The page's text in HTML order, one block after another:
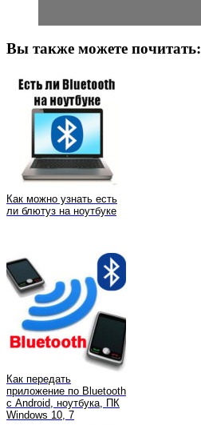
Вы также можете почитать:
Как можно узнать есть
ли блютуз на ноутбуке
Как передать
приложение по Bluetooth
с Android, ноутбука, ПК
Windows 10, 7